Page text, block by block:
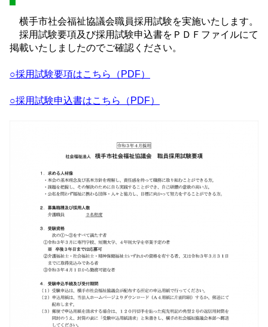
横手市社会福祉協議会職員採用試験を実施いたします。
採用試験要項及び採用試験申込書をＰＤＦファイルにて
掲載いたしましたのでご確認ください。
○採用試験要項はこちら（PDF）
○採用試験申込書はこちら（PDF）